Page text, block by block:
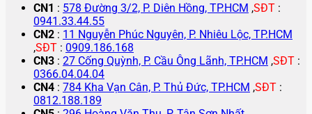
CN1 : 578 Đường 3/2, P. Diên Hồng, TP.HCM ,SĐT :
0941.33.44.55
CN2 : 11 Nguyễn Phúc Nguyên, P. Nhiêu Lộc, TP.HCM
,SĐT : 0909.186.168
CN3 : 27 Cống Quỳnh, P. Cầu Ông Lãnh, TP.HCM ,SĐT :
0366.04.04.04
CN4 : 784 Kha Vạn Cân, P. Thủ Đức, TP.HCM ,SĐT :
0812.188.189